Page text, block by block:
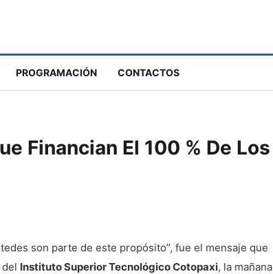
PROGRAMACIÓN CONTACTOS
Financian El 100 % De Los
son parte de este propósito”, fue el mensaje que
Instituto Superior Tecnológico Cotopaxi, la mañana